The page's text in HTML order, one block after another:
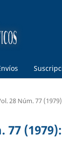
28 Núm. 77
77